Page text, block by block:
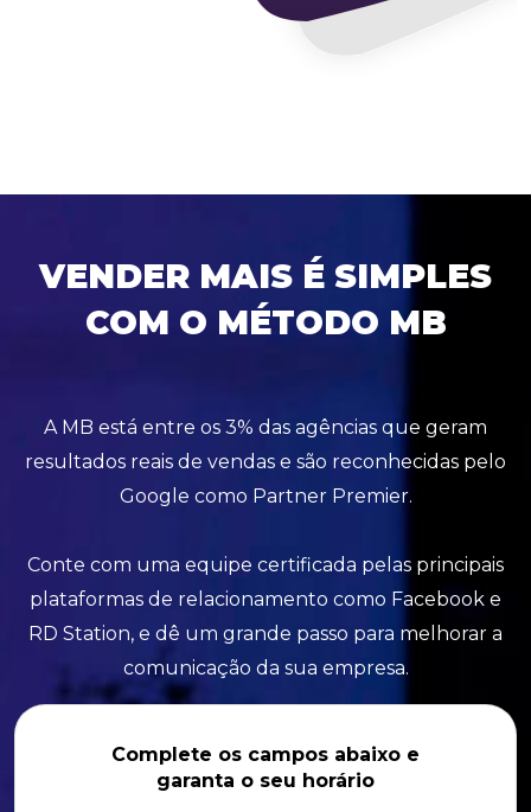
VENDER MAIS É SIMPLES
COM O MÉTODO MB
A MB está entre os 3% das agências que geram
resultados reais de vendas e são reconhecidas pelo
Google como Partner Premier.
Conte com uma equipe certificada pelas principais
plataformas de relacionamento como Facebook e
RD Station, e dê um grande passo para melhorar a
comunicação da sua empresa.
Complete os campos abaixo e
garanta o seu horário